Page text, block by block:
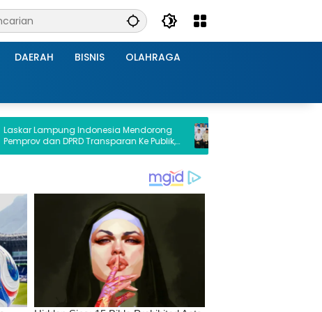
DAERAH BISNIS OLAHRAGA
Indonesia Mendorong
DPRD Transparan Ke Publik,
Hibah Ke Kejati Lampung
Kadin Lampung Hadiri Forum
Presiden Prabowo, Bawa Misi
Ekonomi dan Investasi Daerah